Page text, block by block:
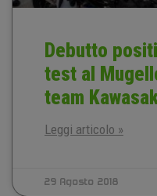
Debutto
test al
team
Leggi articolo »
29 Agosto 2018